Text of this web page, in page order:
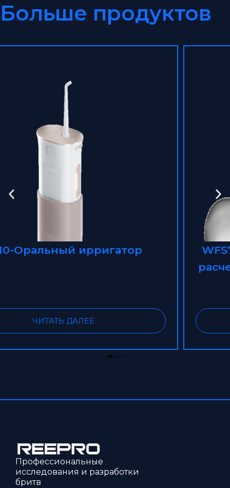
Больше продуктов
WFS700-TY-Беспроводная мини-
расческа для выпрямления волос
ЧИТАТЬ ДАЛЕЕ
Профессиональные
исследования и разработки
бритв